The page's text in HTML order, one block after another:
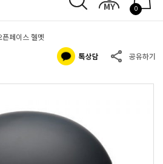
0
픈페이스 헬멧